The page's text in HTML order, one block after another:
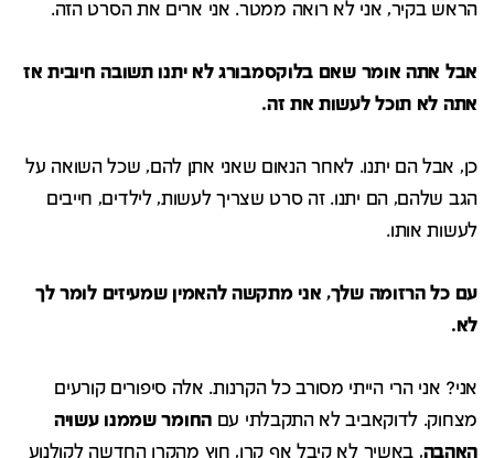
הראש בקיר, אני לא רואה ממטר. אני ארים את הסרט הזה.
אבל אתה אומר שאם בלוקסמבורג לא יתנו תשובה חיובית אז
אתה לא תוכל לעשות את זה.
כן, אבל הם יתנו. לאחר הנאום שאני אתן להם, שכל השואה על
הגב שלהם, הם יתנו. זה סרט שצריך לעשות, לילדים, חייבים
לעשות אותו.
עם כל הרזומה שלך, אני מתקשה להאמין שמעיזים לומר לך
לא.
אני? אני הרי הייתי מסורב כל הקרנות. אלה סיפורים קורעים
מצחוק. לדוקאביב לא התקבלתי עם החומר שממנו עשויה
האהבה, באשיר לא קיבל אף קרן, חוץ מהקרן החדשה לקולנוע